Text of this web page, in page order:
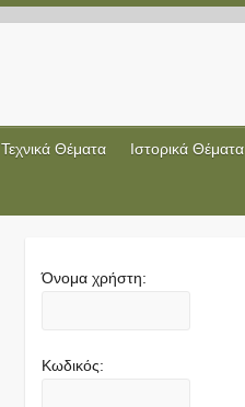
Τεχνικά Θέματα Ιστορικά Θέματα
Όνομα χρήστη:
Κωδικός: